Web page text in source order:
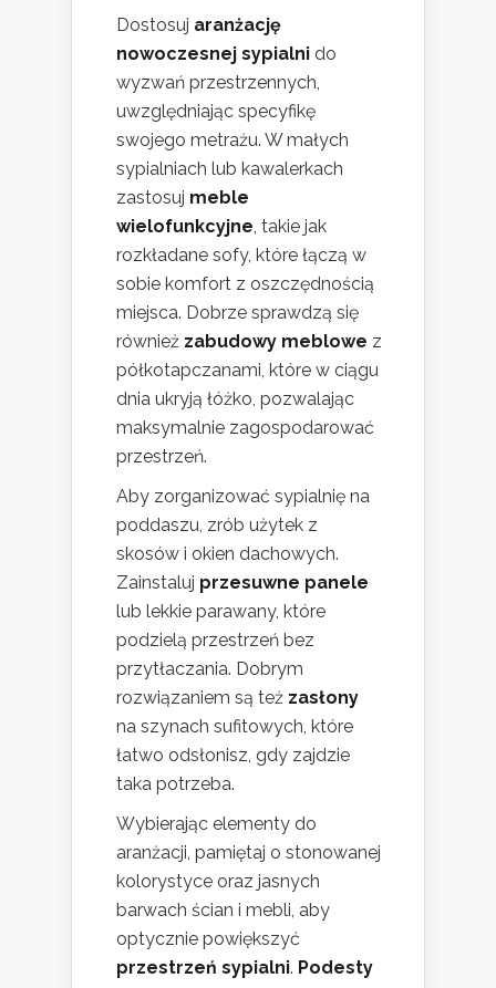
Dostosuj aranżację
nowoczesnej sypialni do
wyzwań przestrzennych,
uwzględniając specyfikę
swojego metrażu. W małych
sypialniach lub kawalerkach
zastosuj meble
wielofunkcyjne, takie jak
rozkładane sofy, które łączą w
sobie komfort z oszczędnością
miejsca. Dobrze sprawdzą się
również zabudowy meblowe z
półkotapczanami, które w ciągu
dnia ukryją łóżko, pozwalając
maksymalnie zagospodarować
przestrzeń.
Aby zorganizować sypialnię na
poddaszu, zrób użytek z
skosów i okien dachowych.
Zainstaluj przesuwne panele
lub lekkie parawany, które
podzielą przestrzeń bez
przytłaczania. Dobrym
rozwiązaniem są też zasłony
na szynach sufitowych, które
łatwo odsłonisz, gdy zajdzie
taka potrzeba.
Wybierając elementy do
aranżacji, pamiętaj o stonowanej
kolorystyce oraz jasnych
barwach ścian i mebli, aby
optycznie powiększyć
przestrzeń sypialni. Podesty